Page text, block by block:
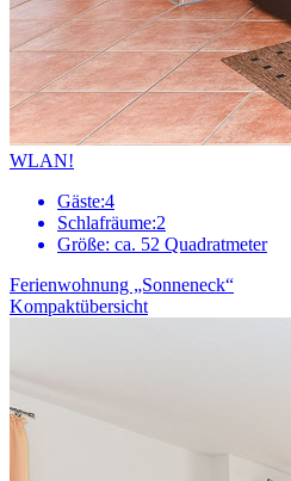
WLAN!
Gäste:4
Schlafräume:2
Größe: ca. 52 Quadratmeter
Ferienwohnung „Sonneneck“
Kompaktübersicht